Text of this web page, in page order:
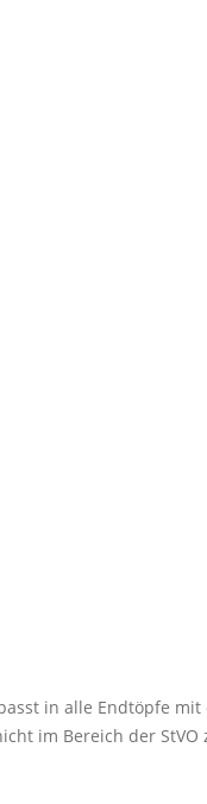
in alle Endtöpfe
im Bereich der StVO